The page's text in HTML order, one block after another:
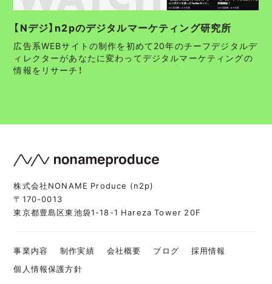
【Nデジ】n2pのデジタルマーケティング研究所
広告系WEBサイトの制作を初めて20年のチーフデジタルデ
ィレクターがあなたに変わってデジタルマーケティングの
情報をリサーチ！
株式会社NONAME Produce (n2p)
〒170-0013
東京都豊島区東池袋1-18-1 Hareza Tower 20F
事業内容 制作実績 会社概要 ブログ
採用情報
個人情報保護方針